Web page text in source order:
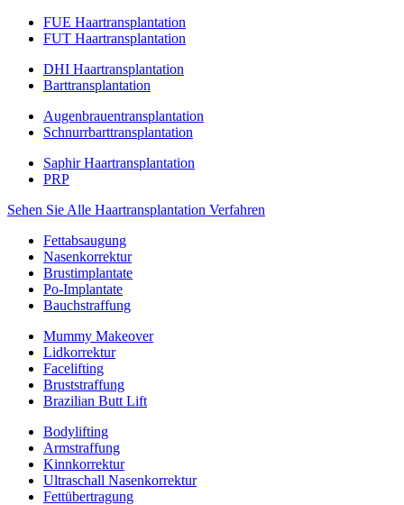
FUE Haartransplantation
FUT Haartransplantation
DHI Haartransplantation
Barttransplantation
Augenbrauentransplantation
Schnurrbarttransplantation
Saphir Haartransplantation
PRP
Sehen Sie Alle Haartransplantation Verfahren
Fettabsaugung
Nasenkorrektur
Brustimplantate
Po-Implantate
Bauchstraffung
Mummy Makeover
Lidkorrektur
Facelifting
Bruststraffung
Brazilian Butt Lift
Bodylifting
Armstraffung
Kinnkorrektur
Ultraschall Nasenkorrektur
Fettübertragung